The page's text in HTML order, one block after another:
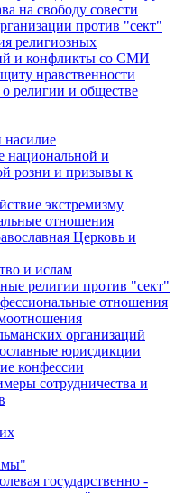
на свободу совести
против "сект"
религиозных
и конфликты со СМИ
нравственности
религии и обществе
насилие
национальной и
розни и призывы к
экстремизму
отношения
Церковь и
и ислам
религии против "сект"
отношения
организаций
юрисдикции
конфессии
сотрудничества и
государственно -